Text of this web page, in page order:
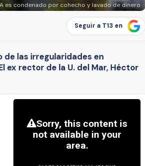
es condenado por cohecho y lavado de dinero
Seguir a T13 en
de las irregularidades en
ex rector de la U. del Mar, Héctor